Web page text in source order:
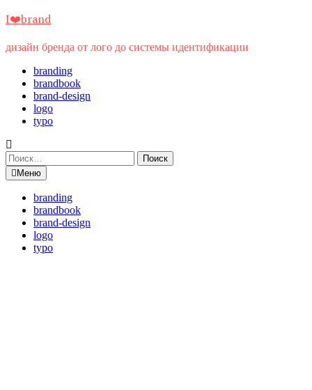
Перейти
содержимому
I❤️brand
дизайн бренда от лого до системы идентификации
branding
brandbook
brand-design
logo
typo
Найти:
Меню
branding
brandbook
brand-design
logo
typo